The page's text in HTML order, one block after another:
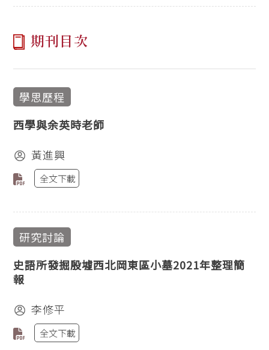
期刊目次
學思歷程
西學與余英時老師
黃進興
全文下載
研究討論
史語所發掘殷墟西北岡東區小墓2021年整理簡
報
李修平
全文下載